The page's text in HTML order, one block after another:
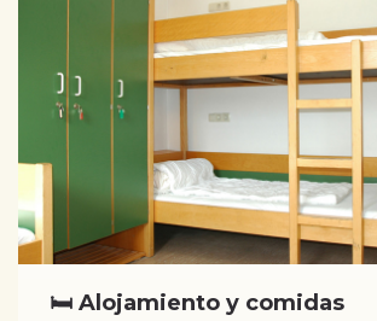
🛏️ Alojamiento y comidas